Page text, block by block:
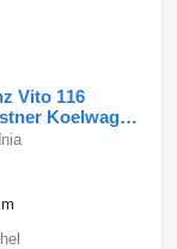
Vito 116
Koelwagen
Camera Eu